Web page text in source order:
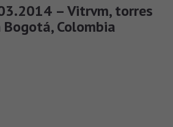
– Vitrvm, torres
Colombia